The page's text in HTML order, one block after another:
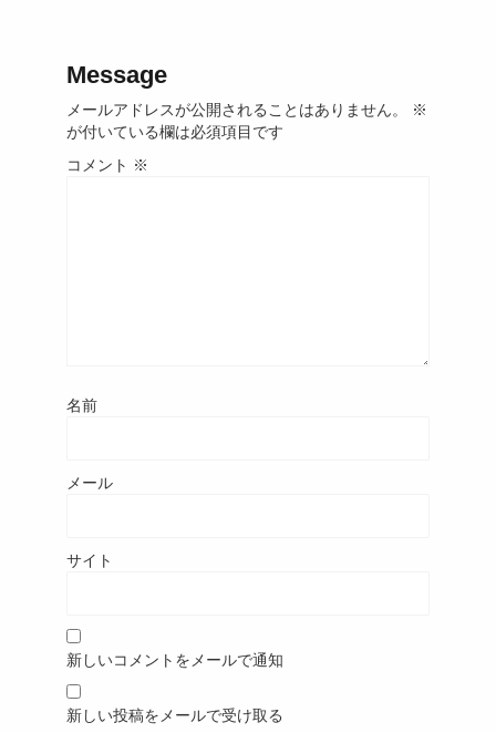
Message
メールアドレスが公開されることはありません。
※
が付いている欄は必須項目です
コメント ※
名前
メール
サイト
新しいコメントをメールで通知
新しい投稿をメールで受け取る